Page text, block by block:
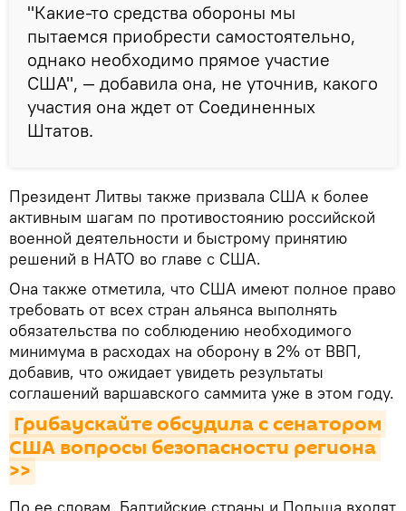
"Какие-то средства обороны мы
пытаемся приобрести самостоятельно,
однако необходимо прямое участие
США", — добавила она, не уточнив, какого
участия она ждет от Соединенных
Штатов.
Президент Литвы также призвала США к более
активным шагам по противостоянию российской
военной деятельности и быстрому принятию
решений в НАТО во главе с США.
Она также отметила, что США имеют полное право
требовать от всех стран альянса выполнять
обязательства по соблюдению необходимого
минимума в расходах на оборону в 2% от ВВП,
добавив, что ожидает увидеть результаты
соглашений варшавского саммита уже в этом году.
Грибаускайте обсудила с сенатором
США вопросы безопасности региона
>>